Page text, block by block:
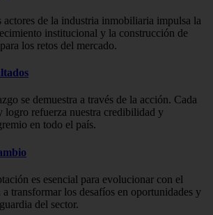
de la industria inmobiliaria impulsa la
institucional y la construcción de
los retos del mercado.
se demuestra a través de la acción. Cada
logro refuerza nuestra credibilidad y
en todo el país.
es esencial para evolucionar con el
transformar los desafíos en oportunidades y
del sector.